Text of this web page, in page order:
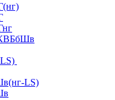
LS)